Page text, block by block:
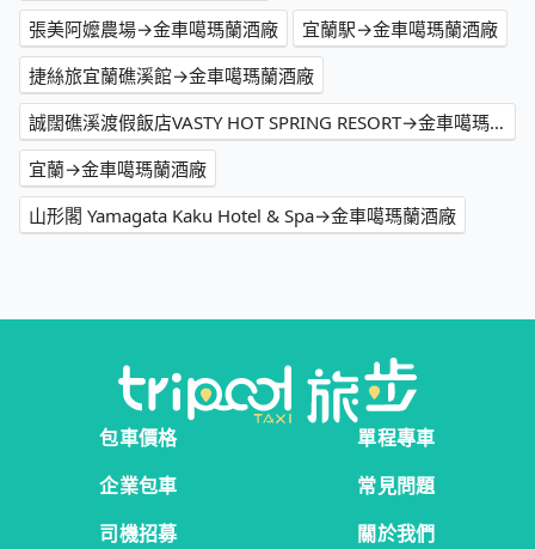
張美阿嬤農場→金車噶瑪蘭酒廠
宜蘭駅→金車噶瑪蘭酒廠
捷絲旅宜蘭礁溪館→金車噶瑪蘭酒廠
誠闊礁溪渡假飯店VASTY HOT SPRING RESORT→金車噶瑪蘭酒廠
宜蘭→金車噶瑪蘭酒廠
山形閣 Yamagata Kaku Hotel & Spa→金車噶瑪蘭酒廠
包車價格
單程專車
企業包車
常見問題
司機招募
關於我們